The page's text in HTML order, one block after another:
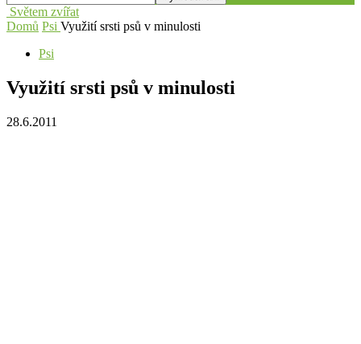
Světem zvířat
Domů Psi Využití srsti psů v minulosti
Psi
Využití srsti psů v minulosti
28.6.2011